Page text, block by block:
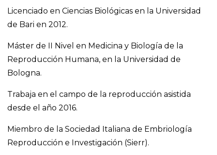
Licenciado en Ciencias Biológicas en la Universidad
de Bari en 2012.
Máster de II Nivel en Medicina y Biología de la
Reproducción Humana, en la Universidad de
Bologna.
Trabaja en el campo de la reproducción asistida
desde el año 2016.
Miembro de la Sociedad Italiana de Embriología
Reproducción e Investigación (Sierr).